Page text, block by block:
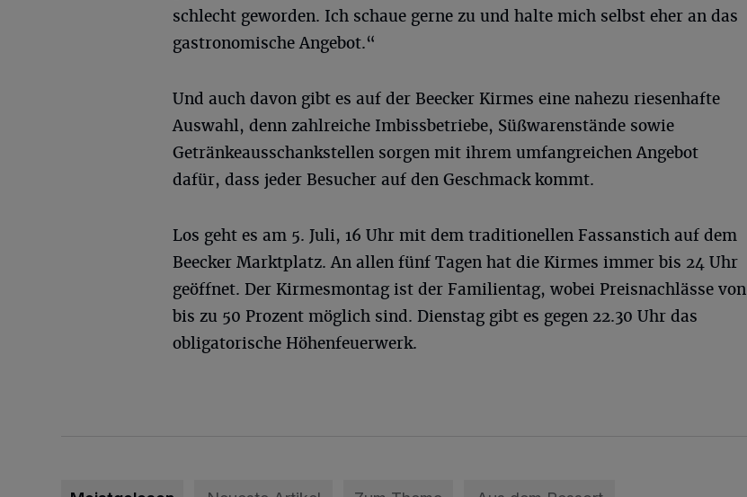
schlecht geworden. Ich schaue gerne zu und halte mich selbst eher an das
gastronomische Angebot.“
Und auch davon gibt es auf der Beecker Kirmes eine nahezu riesenhafte
Auswahl, denn zahlreiche Imbissbetriebe, Süßwarenstände sowie
Getränkeausschankstellen sorgen mit ihrem umfangreichen Angebot
dafür, dass jeder Besucher auf den Geschmack kommt.
Los geht es am 5. Juli, 16 Uhr mit dem traditionellen Fassanstich auf dem
Beecker Marktplatz. An allen fünf Tagen hat die Kirmes immer bis 24 Uhr
geöffnet. Der Kirmesmontag ist der Familientag, wobei Preisnachlässe von
bis zu 50 Prozent möglich sind. Dienstag gibt es gegen 22.30 Uhr das
obligatorische Höhenfeuerwerk.